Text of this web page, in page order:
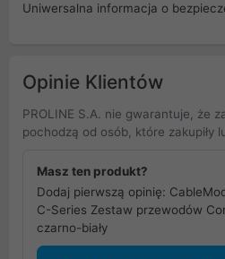
Uniwersalna informacja o
Opinie Klientów
PROLINE S.A. nie gwarantuje, że
pochodzą od osób, które zakupiły
Masz ten produkt?
Dodaj pierwszą opinię:
C-Series Zestaw przewodów
czarno-biały